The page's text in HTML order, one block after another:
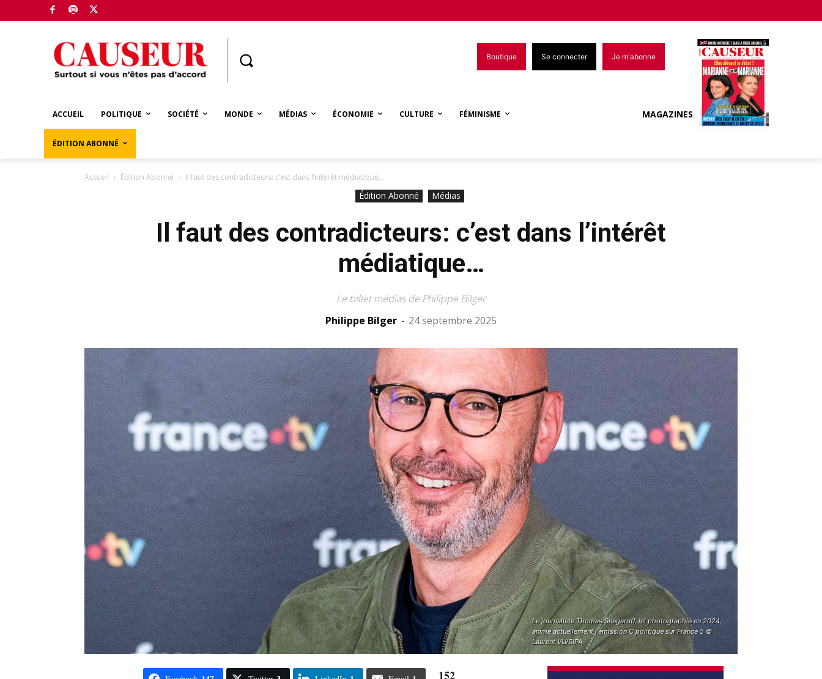
Boutique Se connecter Je m'abonne
ACCUEIL POLITIQUE SOCIÉTÉ MONDE MÉDIAS ÉCONOMIE CULTURE FÉMINISME
ÉDITION ABONNÉ
MAGAZINES
Accueil Édition Abonné Il faut des contradicteurs: c’est dans l’intérêt médiatique…
Édition Abonné Médias
Il faut des contradicteurs: c’est dans l’intérêt
médiatique…
Le billet médias de Philippe Bilger
Philippe Bilger - 24 septembre 2025
Le journaliste Thomas Snégaroff, ici photographié en 2024,
anime actuellement l'émission C politique sur France 5 ©
Laurent VU/SIPA
152